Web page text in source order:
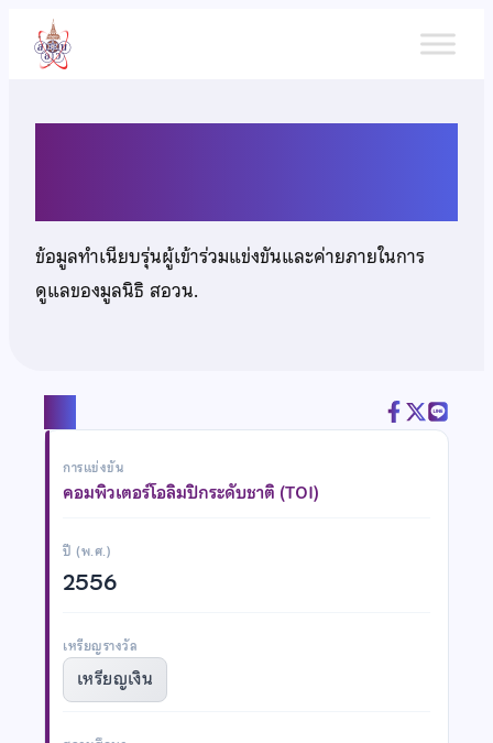
เนื้อหา
ข้อมูลทำเนียบรุ่นผู้เข้าร่วมแข่งขันและค่ายภายในการ
ดูแลของมูลนิธิ สอวน.
การแข่งขัน
คอมพิวเตอร์โอลิมปิกระดับชาติ (TOI)
ปี (พ.ศ.)
2556
เหรียญรางวัล
เหรียญเงิน